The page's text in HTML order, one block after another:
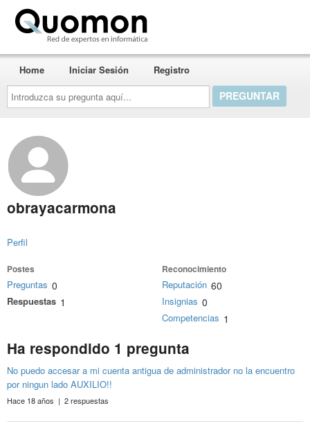
Introduzca
su
pregunta
aquí...
Home Iniciar Sesión Registro
obrayacarmona
Perfil
Postes
Preguntas 0
Respuestas 1
Reconocimiento
Reputación 60
Insignias 0
Competencias 1
Ha respondido 1 pregunta
No puedo accesar a mi cuenta antigua de administrador no la encuentro
por ningun lado AUXILIO!!
Hace 18 años | 2 respuestas